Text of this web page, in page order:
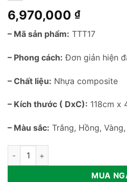
6,970,000 ₫
– Mã sản phẩm: TTT17
– Phong cách: Đơn giản hiện
– Chất liệu: Nhựa composite
– Kích thước ( DxC): 118cm x
– Màu sắc: Trắng, Hồng,
Tượng phi hành gia đứng trên
MUA